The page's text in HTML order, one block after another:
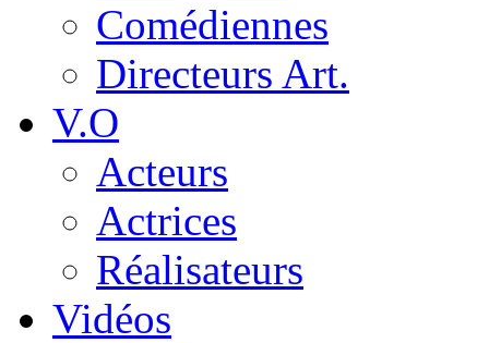
Comédiennes
Directeurs Art.
V.O
Acteurs
Actrices
Réalisateurs
Vidéos